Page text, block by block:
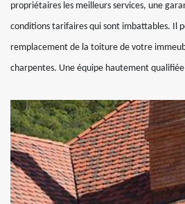
propriétaires les meilleurs services, une
conditions tarifaires qui sont imbattables. Il
remplacement de la toiture de votre
charpentes. Une équipe hautement